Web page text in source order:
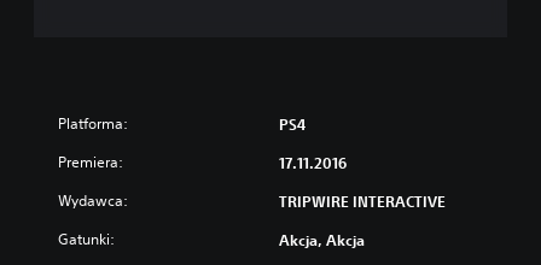
Platforma: PS4
Premiera: 17.11.2016
Wydawca: TRIPWIRE INTERACTIVE
Gatunki: Akcja, Akcja